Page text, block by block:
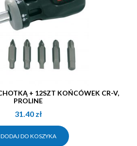
PROLINE
31.40 zł
DODAJ DO KOSZYKA